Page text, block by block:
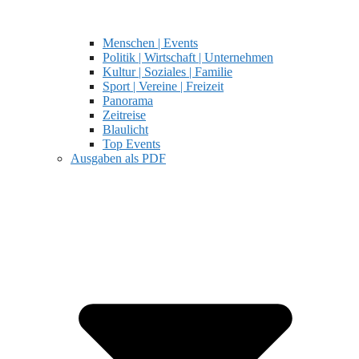
Menschen | Events
Politik | Wirtschaft | Unternehmen
Kultur | Soziales | Familie
Sport | Vereine | Freizeit
Panorama
Zeitreise
Blaulicht
Top Events
Ausgaben als PDF